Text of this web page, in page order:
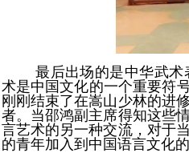
最后出场的是中华武
术是中国文化的一个重要符
刚刚结束了在嵩山少林的进
者。当邵鸿副主席得知这些
言艺术的另一种交流，对于
的青年加入到中国语言文化的